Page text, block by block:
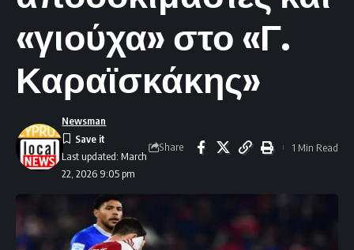
«γιούχα» στο «Γ.
Καραϊσκάκης»
Last updated: March
22, 2026 9:05 pm
Newsman
Share 1 Min Read